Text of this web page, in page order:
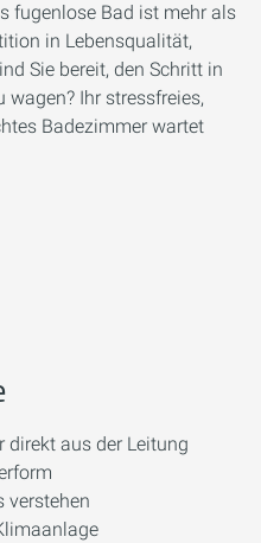
fugenlose Bad ist mehr als
in Lebensqualität,
Sie bereit, den Schritt in
Ihr stressfreies,
Badezimmer wartet
direkt aus der Leitung
verstehen